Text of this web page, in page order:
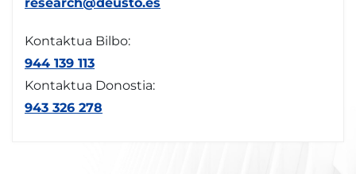
Kontaktua Bilbo:
944 139 113
Kontaktua Donostia:
943 326 278